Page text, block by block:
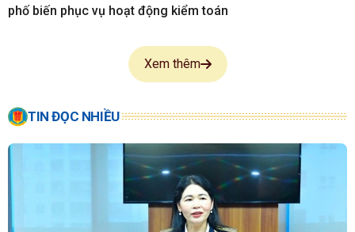
phố biến phục vụ hoạt động kiểm toán
Xem thêm
TIN ĐỌC NHIỀU